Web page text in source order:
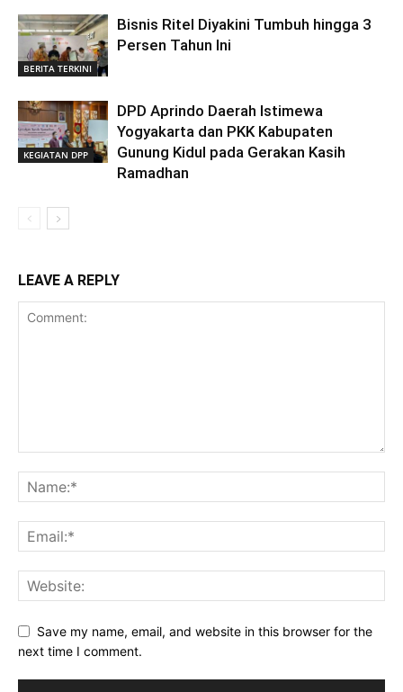
BERITA TERKINI
Bisnis Ritel Diyakini Tumbuh hingga 3
Persen Tahun Ini
KEGIATAN DPP
DPD Aprindo Daerah Istimewa
Yogyakarta dan PKK Kabupaten
Gunung Kidul pada Gerakan Kasih
Ramadhan
LEAVE A REPLY
Save my name, email, and website in this browser for the
next time I comment.